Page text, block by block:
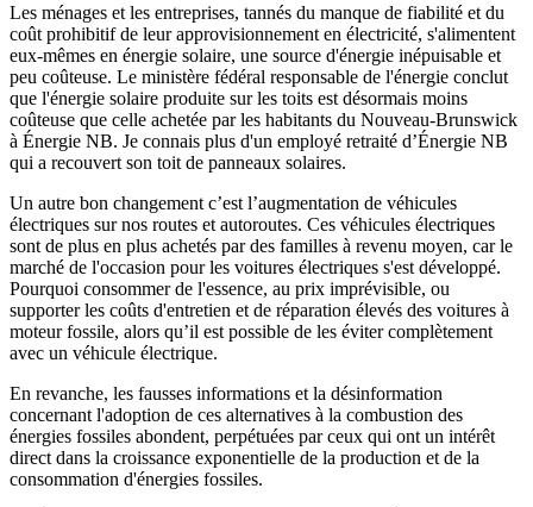
Les ménages et les entreprises, tannés du manque de fiabilité et du
coût prohibitif de leur approvisionnement en électricité, s'alimentent
eux-mêmes en énergie solaire, une source d'énergie inépuisable et
peu coûteuse. Le ministère fédéral responsable de l'énergie conclut
que l'énergie solaire produite sur les toits est désormais moins
coûteuse que celle achetée par les habitants du Nouveau-Brunswick
à Énergie NB. Je connais plus d'un employé retraité d’Énergie NB
qui a recouvert son toit de panneaux solaires.
Un autre bon changement c’est l’augmentation de véhicules
électriques sur nos routes et autoroutes. Ces véhicules électriques
sont de plus en plus achetés par des familles à revenu moyen, car le
marché de l'occasion pour les voitures électriques s'est développé.
Pourquoi consommer de l'essence, au prix imprévisible, ou
supporter les coûts d'entretien et de réparation élevés des voitures à
moteur fossile, alors qu’il est possible de les éviter complètement
avec un véhicule électrique.
En revanche, les fausses informations et la désinformation
concernant l'adoption de ces alternatives à la combustion des
énergies fossiles abondent, perpétuées par ceux qui ont un intérêt
direct dans la croissance exponentielle de la production et de la
consommation d'énergies fossiles.